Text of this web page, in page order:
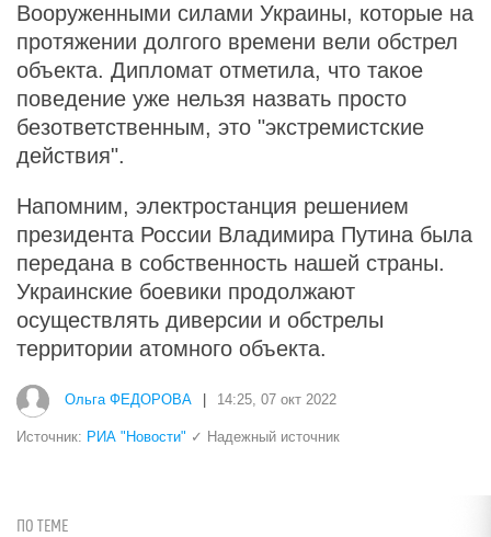
Вооруженными силами Украины, которые на
протяжении долгого времени вели обстрел
объекта. Дипломат отметила, что такое
поведение уже нельзя назвать просто
безответственным, это "экстремистские
действия".
Напомним, электростанция решением
президента России Владимира Путина была
передана в собственность нашей страны.
Украинские боевики продолжают
осуществлять диверсии и обстрелы
территории атомного объекта.
Ольга ФЕДОРОВА 14:25, 07 окт 2022
Источник: РИА "Новости" ✓ Надежный источник
ПО ТЕМЕ